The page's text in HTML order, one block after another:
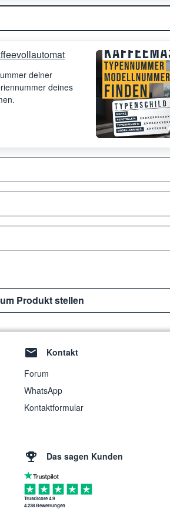
deiner
deines
Produkt stellen
Kontakt
Forum
WhatsApp
Kontaktformular
Das sagen Kunden
TrustScore 4.9
4.238 Bewertungen